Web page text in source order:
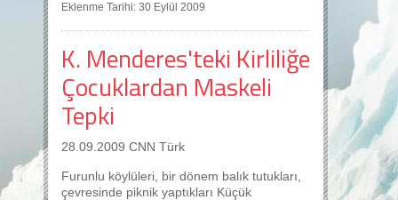
Eklenme Tarihi: 30 Eylül 2009
K. Menderes'teki Kirliliğe
Çocuklardan Maskeli
Tepki
28.09.2009 CNN Türk
Furunlu köylüleri, bir dönem balık tutukları,
çevresinde piknik yaptıkları Küçük